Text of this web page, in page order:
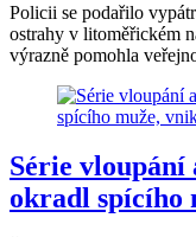
Policii se podařilo
ostrahy v litoměřickém
výrazně pomohla
Série
okradl spícího